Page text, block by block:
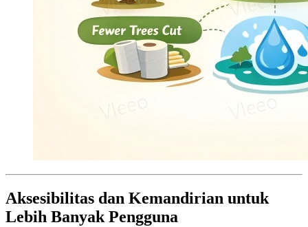
Aksesibilitas dan Kemandirian untuk
Lebih Banyak Pengguna